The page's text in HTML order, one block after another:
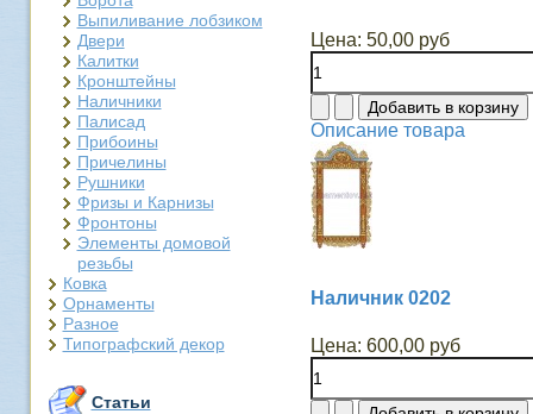
Выпиливание лобзиком
Двери
Калитки
Кронштейны
Наличники
Палисад
Прибоины
Причелины
Рушники
Фризы и Карнизы
Фронтоны
Элементы домовой
резьбы
Ковка
Орнаменты
Разное
Типографский декор
Статьи
Цена: 50,00 руб
Описание товара
Наличник 0202
Цена: 600,00 руб